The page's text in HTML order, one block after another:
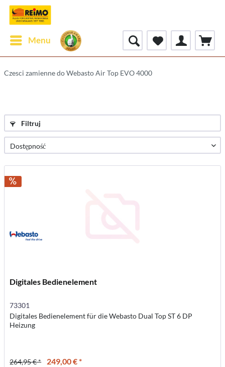
Menu
Czesci zamienne do Webasto Air Top EVO 4000
Filtruj
Digitales Bedienelement
73301
Digitales Bedienelement für die Webasto Dual Top ST 6 DP
Heizung
264,95 € * 249,00 € *